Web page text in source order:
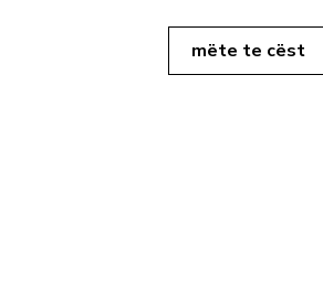
mëte te cëst